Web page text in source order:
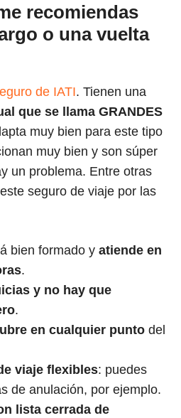
recomiendas
o una vuelta
de IATI. Tienen una
que se llama GRANDES
muy bien para este tipo
muy bien y son súper
un problema. Entre otras
seguro de viaje por las
bien formado y atiende en
.
y no hay que
.
en cualquier punto del
viaje flexibles: puedes
de anulación, por ejemplo.
lista cerrada de